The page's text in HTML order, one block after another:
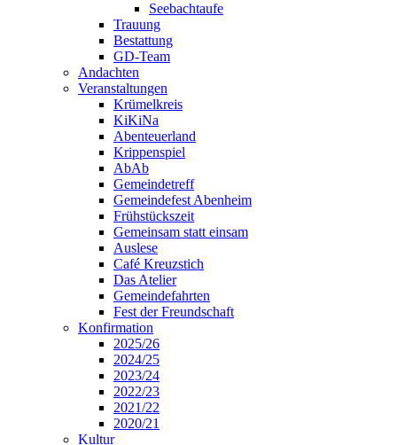
Seebachtaufe
Trauung
Bestattung
GD-Team
Andachten
Veranstaltungen
Krümelkreis
KiKiNa
Abenteuerland
Krippenspiel
AbAb
Gemeindetreff
Gemeindefest Abenheim
Frühstückszeit
Gemeinsam statt einsam
Auslese
Café Kreuzstich
Das Atelier
Gemeindefahrten
Fest der Freundschaft
Konfirmation
2025/26
2024/25
2023/24
2022/23
2021/22
2020/21
Kultur